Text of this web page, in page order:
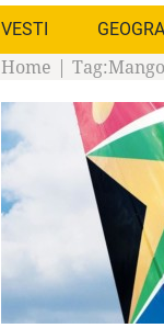
VESTI
Home | Tag: